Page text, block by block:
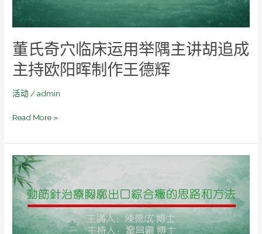
董氏奇穴临床运用举隅主讲胡追成
主持欧阳晖制作王德辉
活动 /admin
隅
讲
胡
追
成
持
阳
晖
制
作
德
辉
Read More »
动
筋
针
治
疗
胸